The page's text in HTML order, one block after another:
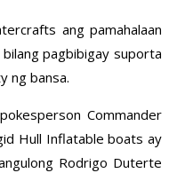
ang pamahalaan
bilang pagbibigay suporta
ng bansa.
Commander
Hull Inflatable boats ay
Rodrigo Duterte